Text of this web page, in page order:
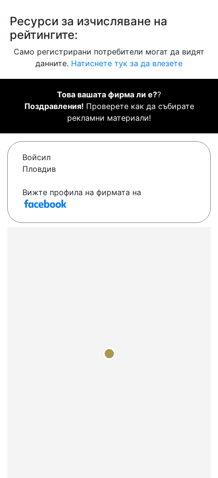
Ресурси за изчисляване на
рейтингите:
Само регистрирани потребители могат да видят
данните. Натиснете тук за да влезете
Това вашата фирма ли е??
Поздравления! Проверете как да събирате
рекламни материали!
Войсил
Пловдив
Вижте профила на фирмата на